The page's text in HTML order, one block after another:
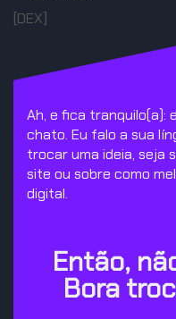
[DEX]
Ah, e fica tranquilo(a):
chato. Eu falo a sua
trocar uma ideia, seja
site ou sobre como
digital.
Então,
Bora